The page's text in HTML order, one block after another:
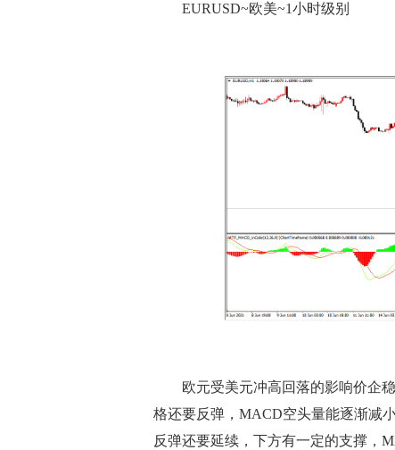
EURUSD~欧美~1小时级别
欧元受美元冲高回落的影响价企稳
格还要反弹，MACD空头量能逐渐减
反弹还要延续，下方有一定的支撑，